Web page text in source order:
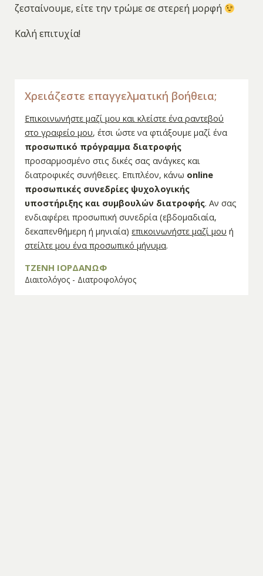
ζεσταίνουμε, είτε την τρώμε σε στερεή μορφή
Καλή επιτυχία!
Χρειάζεστε επαγγελματική βοήθεια;
Επικοινωνήστε μαζί μου και κλείστε ένα ραντεβού
στο γραφείο μου, έτσι ώστε να φτιάξουμε μαζί ένα
προσωπικό πρόγραμμα διατροφής
προσαρμοσμένο στις δικές σας ανάγκες και
διατροφικές συνήθειες. Επιπλέον, κάνω online
προσωπικές συνεδρίες ψυχολογικής
υποστήριξης και συμβουλών διατροφής. Αν σας
ενδιαφέρει προσωπική συνεδρία (εβδομαδιαία,
δεκαπενθήμερη ή μηνιαία)επικοινωνήστε μαζί μου ή
στείλτε μου ένα προσωπικό μήνυμα.
ΤΖΕΝΗ ΙΟΡΔΑΝΩΦ
Διαιτολόγος - Διατροφολόγος